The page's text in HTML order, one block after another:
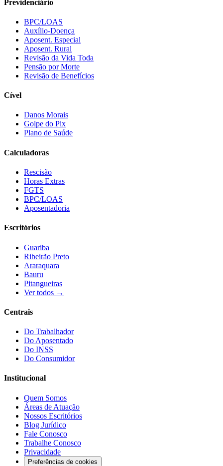
Previdenciário
BPC/LOAS
Auxílio-Doença
Aposent. Especial
Aposent. Rural
Revisão da Vida Toda
Pensão por Morte
Revisão de Benefícios
Cível
Danos Morais
Golpe do Pix
Plano de Saúde
Calculadoras
Rescisão
Horas Extras
FGTS
BPC/LOAS
Aposentadoria
Escritórios
Guariba
Ribeirão Preto
Araraquara
Bauru
Pitangueiras
Ver todos →
Centrais
Do Trabalhador
Do Aposentado
Do INSS
Do Consumidor
Institucional
Quem Somos
Áreas de Atuação
Nossos Escritórios
Blog Jurídico
Fale Conosco
Trabalhe Conosco
Privacidade
Preferências de cookies